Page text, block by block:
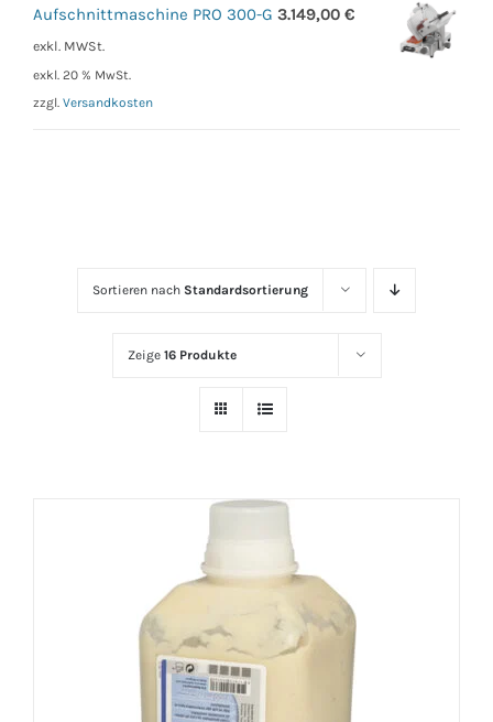
Sortieren nach Standardsortierung
Zeige 16 Produkte
Aufschnittmaschine PRO 300-G 3.149,00 €
exkl. MWSt.
exkl. 20 % MwSt.
zzgl. Versandkosten